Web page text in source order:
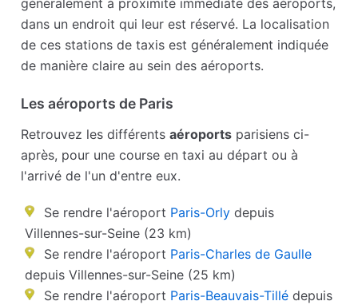
généralement à proximité immédiate des aéroports,
dans un endroit qui leur est réservé. La localisation
de ces stations de taxis est généralement indiquée
de manière claire au sein des aéroports.
Les aéroports de Paris
Retrouvez les différentsaéroports parisiens ci-
après, pour une course en taxi au départ ou à
l'arrivé de l'un d'entre eux.
Se rendre l'aéroport Paris-Orly depuis
Villennes-sur-Seine (23 km)
Se rendre l'aéroport Paris-Charles de Gaulle
depuis Villennes-sur-Seine (25 km)
Se rendre l'aéroport Paris-Beauvais-Tillé depuis